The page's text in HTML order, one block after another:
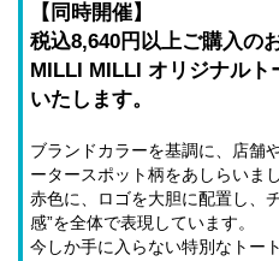
【同時開催】
税込8,640円以上ご購入の
MILLI MILLI オリジナルト
いたします。
ブランドカラーを基調に、店舗
ータースポット柄をあしらいま
赤色に、ロゴを大胆に配置し、
感”を全体で表現しています。
今しか手に入らない特別なトー